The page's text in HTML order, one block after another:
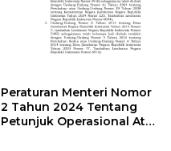
Peraturan Menteri Nomor
2 Tahun 2024 Tentang
Petunjuk Operasional Atas